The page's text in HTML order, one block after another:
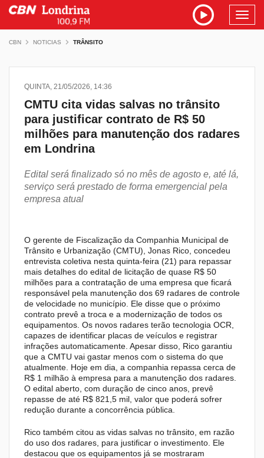
CBN NOTICIAS TRÂNSITO
QUINTA, 21/05/2026, 14:36
CMTU cita vidas salvas no trânsito
para justificar contrato de R$ 50
milhões para manutenção dos radares
em Londrina
Edital será finalizado só no mês de agosto e, até lá,
serviço será prestado de forma emergencial pela
empresa atual
O gerente de Fiscalização da Companhia Municipal de
Trânsito e Urbanização (CMTU), Jonas Rico, concedeu
entrevista coletiva nesta quinta-feira (21) para repassar
mais detalhes do edital de licitação de quase R$ 50
milhões para a contratação de uma empresa que ficará
responsável pela manutenção dos 69 radares de controle
de velocidade no município. Ele disse que o próximo
contrato prevê a troca e a modernização de todos os
equipamentos. Os novos radares terão tecnologia OCR,
capazes de identificar placas de veículos e registrar
infrações automaticamente. Apesar disso, Rico garantiu
que a CMTU vai gastar menos com o sistema do que
atualmente. Hoje em dia, a companhia repassa cerca de
R$ 1 milhão à empresa para a manutenção dos radares.
O edital aberto, com duração de cinco anos, prevê
repasse de até R$ 821,5 mil, valor que poderá sofrer
redução durante a concorrência pública.
Rico também citou as vidas salvas no trânsito, em razão
do uso dos radares, para justificar o investimento. Ele
destacou que os equipamentos já se mostraram